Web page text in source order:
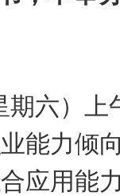
期六） 上
能力倾
应用能